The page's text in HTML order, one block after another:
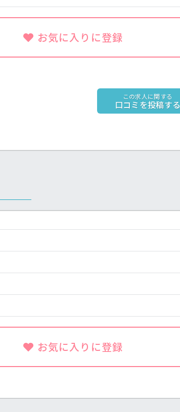
お気に入りに登録
この求人に関する
口コミを投稿する
お気に入りに登録